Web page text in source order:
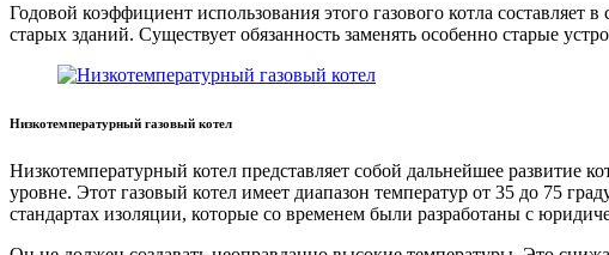
Годовой коэффициент использования этого газового котла
старых зданий. Существует обязанность заменять особенно старые
Низкотемпературный газовый котел
Низкотемпературный котел представляет собой дальнейшее развитие
уровне. Этот газовый котел имеет диапазон температур от 35 до 75
стандартах изоляции, которые со временем были разработаны с